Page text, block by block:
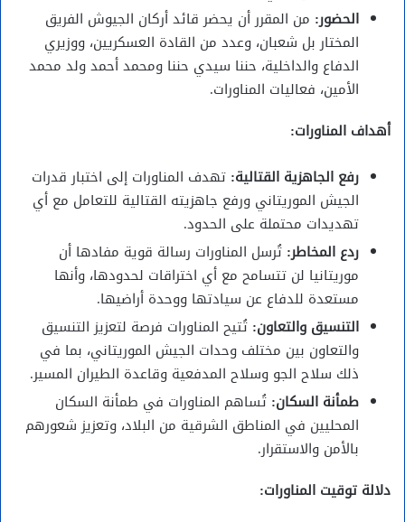
الحضور: من المقرر أن يحضر قائد أركان الجيوش الفريق
المختار بل شعبان، وعدد من القادة العسكريين، ووزيري
الدفاع والداخلية، حننا سيدي حننا ومحمد أحمد ولد محمد
الأمين، فعاليات المناورات.
أهداف المناورات:
رفع الجاهزية القتالية: تهدف المناورات إلى اختبار قدرات
الجيش الموريتاني ورفع جاهزيته القتالية للتعامل مع أي
تهديدات محتملة على الحدود.
ردع المخاطر: تُرسل المناورات رسالة قوية مفادها أن
موريتانيا لن تتسامح مع أي اختراقات لحدودها، وأنها
مستعدة للدفاع عن سيادتها ووحدة أراضيها.
التنسيق والتعاون: تُتيح المناورات فرصة لتعزيز التنسيق
والتعاون بين مختلف وحدات الجيش الموريتاني، بما في
ذلك سلاح الجو وسلاح المدفعية وقاعدة الطيران المسير.
طمأنة السكان: تُساهم المناورات في طمأنة السكان
المحليين في المناطق الشرقية من البلاد، وتعزيز شعورهم
بالأمن والاستقرار.
دلالة توقيت المناورات: